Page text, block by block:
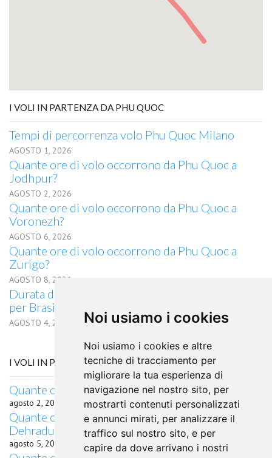
Noi usiamo i cookies
Noi usiamo i cookies e altre
tecniche di tracciamento per
migliorare la tua esperienza di
navigazione nel nostro sito, per
mostrarti contenuti personalizzati
e annunci mirati, per analizzare il
traffico sul nostro sito, e per
capire da dove arrivano i nostri
I VOLI IN PARTENZA DA PHU QUOC
Tempi di percorrenza volo Phu Quoc Milano
AGOSTO 1, 2026
Quante ore di volo occorrono da Phu Quoc a
Jodhpur?
AGOSTO 2, 2026
Quante ore di volo occorrono da Phu Quoc a
Voronezh?
AGOSTO 6, 2026
Quante ore di volo occorrono da Phu Quoc a
Zurigo?
AGOSTO 8, 2026
Durata del volo quanto dura il volo da Phu Quoc
per Brasilia
AGOSTO 4, 2026
I VOLI IN PARTENZA DA VILNIUS
Quante ore di volo da Vilnius a Gander, NL?
agosto 2, 2026
Quante ore di volo occorrono da Vilnius a
Dehradun?
agosto 5, 2026